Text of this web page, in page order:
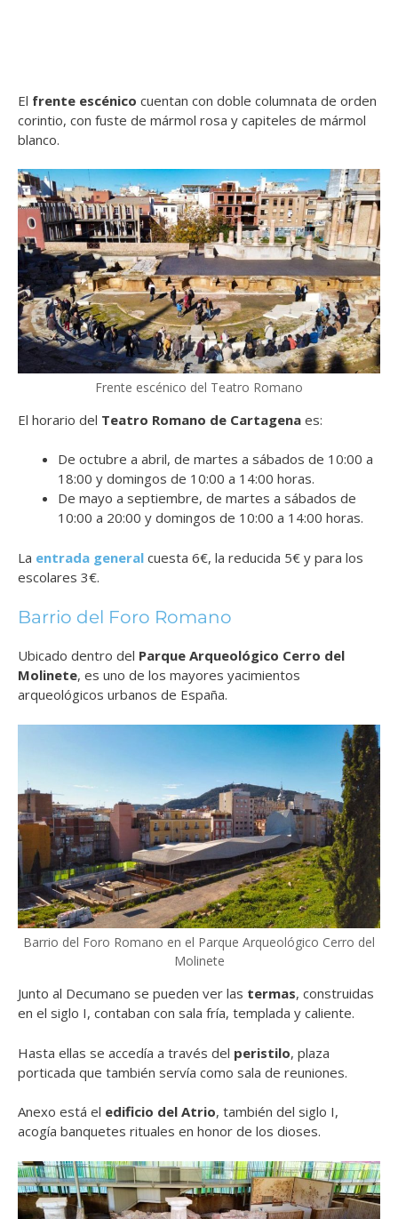
El frente escénico cuentan con doble columnata de orden
corintio, con fuste de mármol rosa y capiteles de mármol
blanco.
Frente escénico del Teatro Romano
El horario del Teatro Romano de Cartagena es:
De octubre a abril, de martes a sábados de 10:00 a
18:00 y domingos de 10:00 a 14:00 horas.
De mayo a septiembre, de martes a sábados de
10:00 a 20:00 y domingos de 10:00 a 14:00 horas.
La entrada general cuesta 6€, la reducida 5€ y para los
escolares 3€.
Barrio del Foro Romano
Ubicado dentro del Parque Arqueológico Cerro del
Molinete, es uno de los mayores yacimientos
arqueológicos urbanos de España.
Barrio del Foro Romano en el Parque Arqueológico Cerro del
Molinete
Junto al Decumano se pueden ver las termas, construidas
en el siglo I, contaban con sala fría, templada y caliente.
Hasta ellas se accedía a través del peristilo, plaza
porticada que también servía como sala de reuniones.
Anexo está el edificio del Atrio, también del siglo I,
acogía banquetes rituales en honor de los dioses.